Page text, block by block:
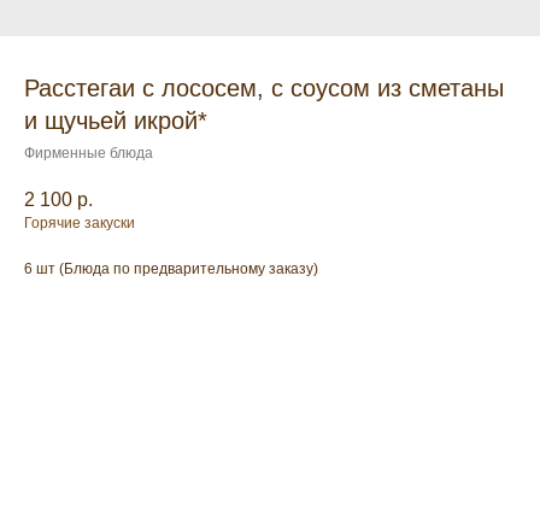
Расстегаи с лососем, с соусом из сметаны
и щучьей икрой*
Фирменные блюда
2 100 р.
Горячие закуски
6 шт (Блюда по предварительному заказу)